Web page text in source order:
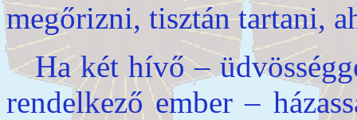
megőrizni, tisztán tartani,
Ha két hívő –
rendelkező ember –